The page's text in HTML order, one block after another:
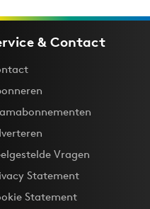
& Contact
Vragen
Statement
Statement